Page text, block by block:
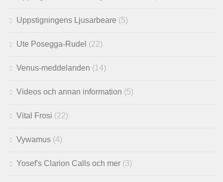
Uppstigningens Ljusarbeare (5)
Ute Posegga-Rudel (22)
Venus-meddelanden (14)
Videos och annan information (5)
Vital Frosi (22)
Vywamus (4)
Yosef's Clarion Calls och mer (3)